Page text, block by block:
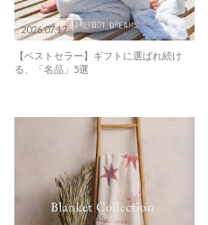
2026.07.17
【ベストセラー】ギフトに選ばれ続け
る、「名品」5選